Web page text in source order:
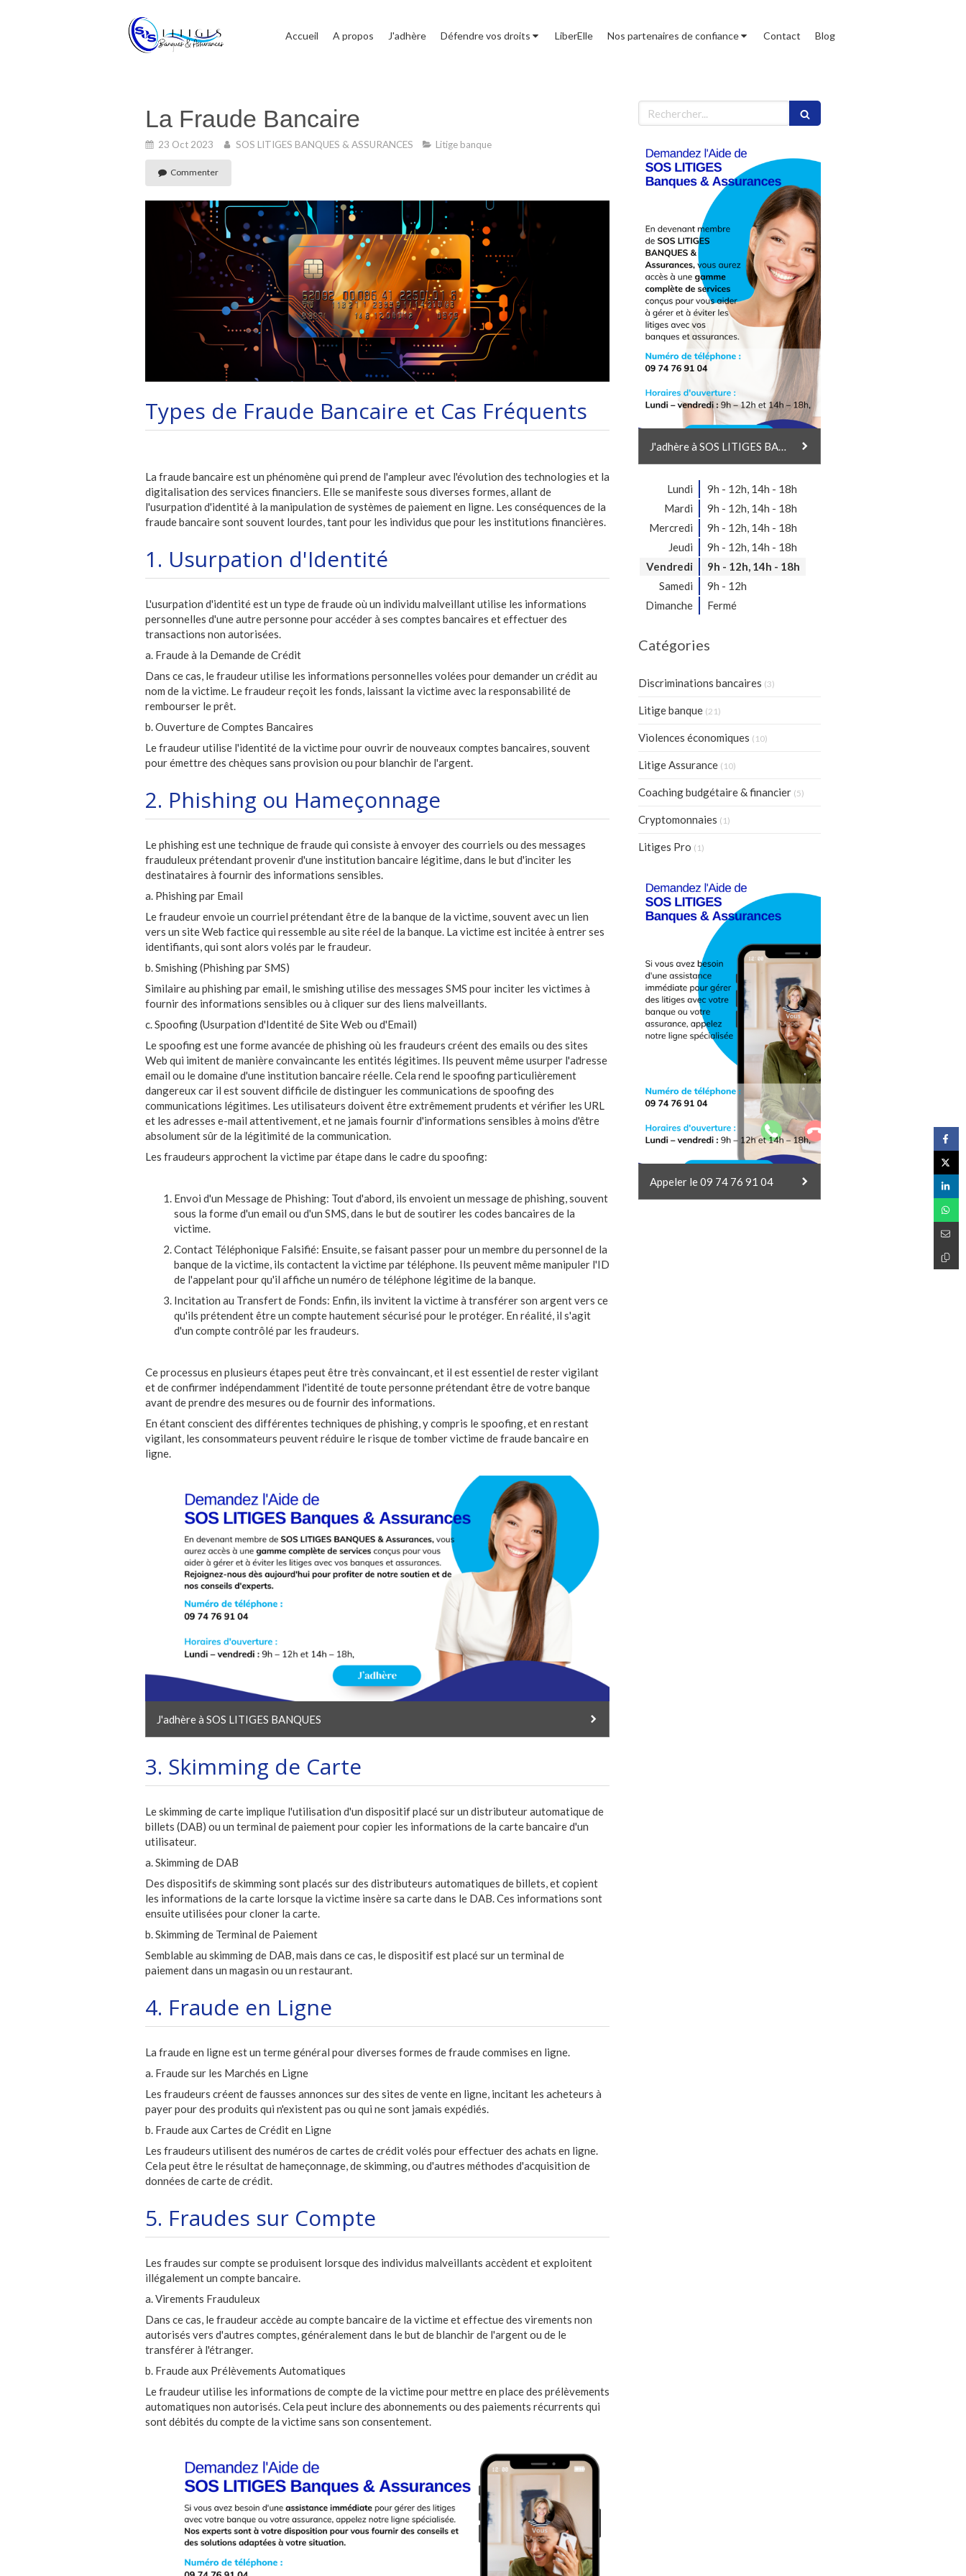
Accueil A propos J'adhère Défendre vos droits LiberElle Nos partenaires de confiance Contact Blog
La Fraude Bancaire
23 Oct 2023 SOS LITIGES BANQUES & ASSURANCES Litige banque
Commenter
Types de Fraude Bancaire et Cas Fréquents
La fraude bancaire est un phénomène qui prend de l'ampleur avec l'évolution des technologies et la
digitalisation des services financiers. Elle se manifeste sous diverses formes, allant de
l'usurpation d'identité à la manipulation de systèmes de paiement en ligne. Les conséquences de la
fraude bancaire sont souvent lourdes, tant pour les individus que pour les institutions financières.
1. Usurpation d'Identité
L'usurpation d'identité est un type de fraude où un individu malveillant utilise les informations
personnelles d'une autre personne pour accéder à ses comptes bancaires et effectuer des
transactions non autorisées.
a. Fraude à la Demande de Crédit
Dans ce cas, le fraudeur utilise les informations personnelles volées pour demander un crédit au
nom de la victime. Le fraudeur reçoit les fonds, laissant la victime avec la responsabilité de
rembourser le prêt.
b. Ouverture de Comptes Bancaires
Le fraudeur utilise l'identité de la victime pour ouvrir de nouveaux comptes bancaires, souvent
pour émettre des chèques sans provision ou pour blanchir de l'argent.
2. Phishing ou Hameçonnage
Le phishing est une technique de fraude qui consiste à envoyer des courriels ou des messages
frauduleux prétendant provenir d'une institution bancaire légitime, dans le but d'inciter les
destinataires à fournir des informations sensibles.
a. Phishing par Email
Le fraudeur envoie un courriel prétendant être de la banque de la victime, souvent avec un lien
vers un site Web factice qui ressemble au site réel de la banque. La victime est incitée à entrer ses
identifiants, qui sont alors volés par le fraudeur.
b. Smishing (Phishing par SMS)
Similaire au phishing par email, le smishing utilise des messages SMS pour inciter les victimes à
fournir des informations sensibles ou à cliquer sur des liens malveillants.
c. Spoofing (Usurpation d'Identité de Site Web ou d'Email)
Le spoofing est une forme avancée de phishing où les fraudeurs créent des emails ou des sites
Web qui imitent de manière convaincante les entités légitimes. Ils peuvent même usurper l'adresse
email ou le domaine d'une institution bancaire réelle. Cela rend le spoofing particulièrement
dangereux car il est souvent difficile de distinguer les communications de spoofing des
communications légitimes. Les utilisateurs doivent être extrêmement prudents et vérifier les URL
et les adresses e-mail attentivement, et ne jamais fournir d'informations sensibles à moins d'être
absolument sûr de la légitimité de la communication.
Les fraudeurs approchent la victime par étape dans le cadre du spoofing:
Envoi d'un Message de Phishing: Tout d'abord, ils envoient un message de phishing, souvent
sous la forme d'un email ou d'un SMS, dans le but de soutirer les codes bancaires de la
victime.
Contact Téléphonique Falsifié: Ensuite, se faisant passer pour un membre du personnel de la
banque de la victime, ils contactent la victime par téléphone. Ils peuvent même manipuler l'ID
de l'appelant pour qu'il affiche un numéro de téléphone légitime de la banque.
Incitation au Transfert de Fonds: Enfin, ils invitent la victime à transférer son argent vers ce
qu'ils prétendent être un compte hautement sécurisé pour le protéger. En réalité, il s'agit
d'un compte contrôlé par les fraudeurs.
Ce processus en plusieurs étapes peut être très convaincant, et il est essentiel de rester vigilant
et de confirmer indépendamment l'identité de toute personne prétendant être de votre banque
avant de prendre des mesures ou de fournir des informations.
En étant conscient des différentes techniques de phishing, y compris le spoofing, et en restant
vigilant, les consommateurs peuvent réduire le risque de tomber victime de fraude bancaire en
ligne.
J'adhère à SOS LITIGES BANQUES
3. Skimming de Carte
Le skimming de carte implique l'utilisation d'un dispositif placé sur un distributeur automatique de
billets (DAB) ou un terminal de paiement pour copier les informations de la carte bancaire d'un
utilisateur.
a. Skimming de DAB
Des dispositifs de skimming sont placés sur des distributeurs automatiques de billets, et copient
les informations de la carte lorsque la victime insère sa carte dans le DAB. Ces informations sont
ensuite utilisées pour cloner la carte.
b. Skimming de Terminal de Paiement
Semblable au skimming de DAB, mais dans ce cas, le dispositif est placé sur un terminal de
paiement dans un magasin ou un restaurant.
4. Fraude en Ligne
La fraude en ligne est un terme général pour diverses formes de fraude commises en ligne.
a. Fraude sur les Marchés en Ligne
Les fraudeurs créent de fausses annonces sur des sites de vente en ligne, incitant les acheteurs à
payer pour des produits qui n'existent pas ou qui ne sont jamais expédiés.
b. Fraude aux Cartes de Crédit en Ligne
Les fraudeurs utilisent des numéros de cartes de crédit volés pour effectuer des achats en ligne.
Cela peut être le résultat de hameçonnage, de skimming, ou d'autres méthodes d'acquisition de
données de carte de crédit.
5. Fraudes sur Compte
Les fraudes sur compte se produisent lorsque des individus malveillants accèdent et exploitent
illégalement un compte bancaire.
a. Virements Frauduleux
Dans ce cas, le fraudeur accède au compte bancaire de la victime et effectue des virements non
autorisés vers d'autres comptes, généralement dans le but de blanchir de l'argent ou de le
transférer à l'étranger.
b. Fraude aux Prélèvements Automatiques
Le fraudeur utilise les informations de compte de la victime pour mettre en place des prélèvements
automatiques non autorisés. Cela peut inclure des abonnements ou des paiements récurrents qui
sont débités du compte de la victime sans son consentement.
Rechercher
J'adhère à SOS LITIGES BANQUES & ASSURANCES
Lundi 9h - 12h, 14h - 18h
Mardi
9h - 12h, 14h - 18h
Mercredi
9h - 12h, 14h - 18h
Jeudi
9h - 12h, 14h - 18h
Vendredi
9h - 12h, 14h - 18h
Samedi
9h - 12h
Dimanche
Fermé
Catégories
Discriminations bancaires (3)
Litige banque (21)
Violences économiques (10)
Litige Assurance (10)
Coaching budgétaire & financier (5)
Cryptomonnaies (1)
Litiges Pro (1)
Appeler le 09 74 76 91 04